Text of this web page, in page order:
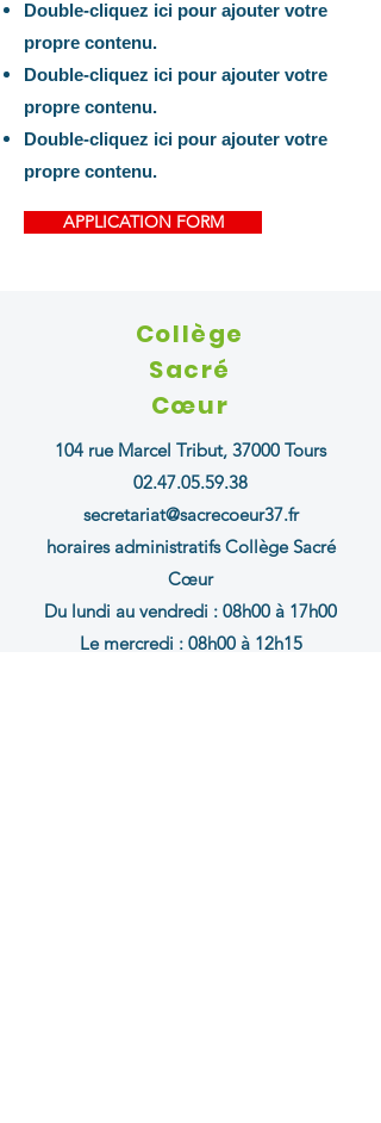
Double-cliquez ici pour ajouter votre
propre contenu.
Double-cliquez ici pour ajouter votre
propre contenu.
Double-cliquez ici pour ajouter votre
propre contenu.
APPLICATION FORM
Collège
Sacré
Cœur
104 rue Marcel Tribut, 37000 Tours
02.47.05.59.38
secretariat@sacrecoeur37.fr
horaires administratifs Collège Sacré
Cœur
Du lundi au vendredi : 08h00 à 17h00
Le mercredi : 08h00 à 12h15